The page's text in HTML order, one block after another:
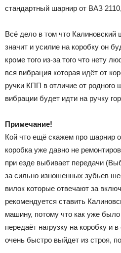
стандартный шарнир от ВАЗ
Всё дело в том что
значит и усилие на коробку он
кроме того из-за того что нету
вся вибрация которая идёт от
ручки КПП в отличие от родного
вибрации будет идти на ручку
Примечание!
Кой что ещё скажем про шарнир
коробка уже давно не
при езде выбивает передачи
за сильно изношенных зубьев
вилок которые отвечают за
рекомендуется ставить
машину, потому что как уже
передаёт нагрузку на коробку и
очень быстро выйдет из строя,